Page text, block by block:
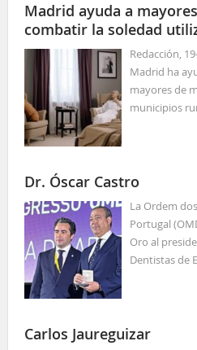
Madrid ayuda a
combatir la soledad
para las relacionesRedacción,
Madrid ha
mayores de
municipios
Dr. Óscar Castro
La Ordem
Portugal
Oro al
Dentistas de
Carlos Jaureguizar